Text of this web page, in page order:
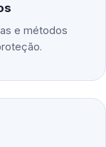
e métodos